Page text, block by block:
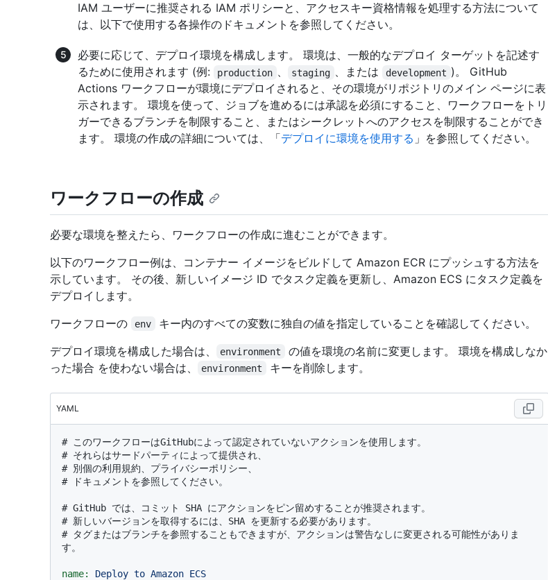
IAM ユーザーに推奨される IAM ポリシーと、アクセスキー資格情報を処理する方法について
は、以下で使用する各操作のドキュメントを参照してください。
必要に応じて、デプロイ環境を構成します。 環境は、一般的なデプロイ ターゲットを記述す
るために使用されます (例:
production 、 staging 、または development )。 GitHub
Actions ワークフローが環境にデプロイされると、その環境がリポジトリのメイン ページに表
示されます。 環境を使って、ジョブを進めるには承認を必須にすること、ワークフローをトリ
ガーできるブランチを制限すること、またはシークレットへのアクセスを制限することができ
ます。 環境の作成の詳細については、「デプロイに環境を使用する 」を参照してください。
ワークフローの作成
必要な環境を整えたら、ワークフローの作成に進むことができます。
以下のワークフロー例は、コンテナー イメージをビルドして Amazon ECR にプッシュする方法を
示しています。 その後、新しいイメージ ID でタスク定義を更新し、Amazon ECS にタスク定義を
デプロイします。
ワークフローの
env
キー内のすべての変数に独自の値を指定していることを確認してください。
デプロイ環境を構成した場合は、
environment
の値を環境の名前に変更します。 環境を構成しなか
った場合 を使わない場合は、
environment キーを削除します。
YAML
# このワークフローはGitHubによって認定されていないアクションを使用します。
# それらはサードパーティによって提供され、
# 別個の利用規約、プライバシーポリシー、
# ドキュメントを参照してください。
# GitHub では、コミット SHA にアクションをピン留めすることが推奨されます。
# 新しいバージョンを取得するには、SHA を更新する必要があります。
# タグまたはブランチを参照することもできますが、アクションは警告なしに変更される可能性がありま
す。
name: Deploy to Amazon ECS